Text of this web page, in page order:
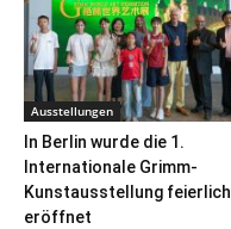
Ausstellungen
In Berlin wurde die 1.
Internationale Grimm-
Kunstausstellung feierlich
eröffnet